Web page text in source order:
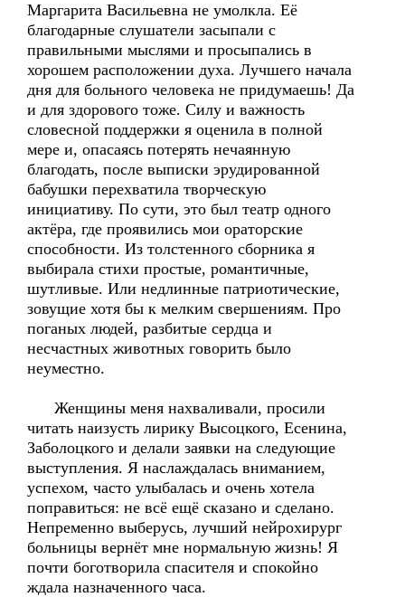
Маргарита Васильевна не умолкла. Её
благодарные слушатели засыпали с
правильными мыслями и просыпались в
хорошем расположении духа. Лучшего начала
дня для больного человека не придумаешь! Да
и для здорового тоже. Силу и важность
словесной поддержки я оценила в полной
мере и, опасаясь потерять нечаянную
благодать, после выписки эрудированной
бабушки перехватила творческую
инициативу. По сути, это был театр одного
актёра, где проявились мои ораторские
способности. Из толстенного сборника я
выбирала стихи простые, романтичные,
шутливые. Или недлинные патриотические,
зовущие хотя бы к мелким свершениям. Про
поганых людей, разбитые сердца и
несчастных животных говорить было
неуместно.
Женщины меня нахваливали, просили
читать наизусть лирику Высоцкого, Есенина,
Заболоцкого и делали заявки на следующие
выступления. Я наслаждалась вниманием,
успехом, часто улыбалась и очень хотела
поправиться: не всё ещё сказано и сделано.
Непременно выберусь, лучший нейрохирург
больницы вернёт мне нормальную жизнь! Я
почти боготворила спасителя и спокойно
ждала назначенного часа.